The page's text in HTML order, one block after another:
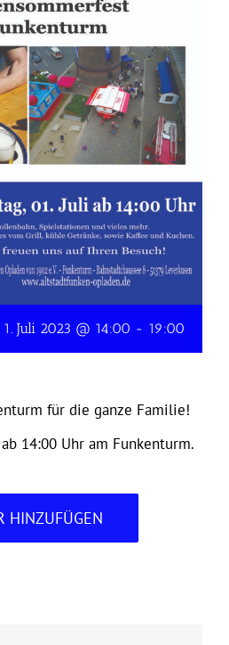
1. Juli 2023 @ 14:00 - 19:00
für die ganze Familie!
14:00 Uhr am Funkenturm.
HINZUFÜGEN